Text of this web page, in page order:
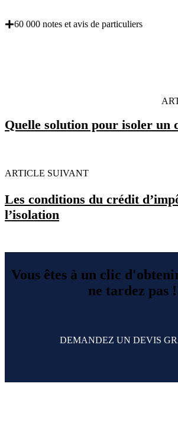
60 000 notes et avis de particuliers
Quelle solution pour isoler un
ARTICLE SUIVANT
Les conditions du crédit
l’isolation
Vous êtes à un clic
ne tardez pas !
DEMANDEZ UN DEVIS